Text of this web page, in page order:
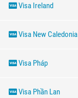
Visa Ireland
Visa New Caledonia
Visa Pháp
Visa Phần Lan